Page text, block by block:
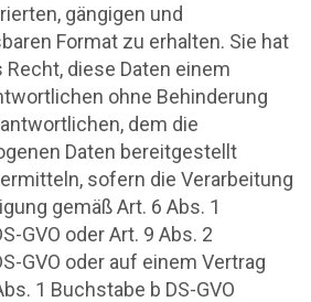
gängigen und
Format zu erhalten. Sie hat
Recht, diese Daten einem
ohne Behinderung
dem die
Daten bereitgestellt
sofern die Verarbeitung
gemäß Art. 6 Abs. 1
GVO oder Art. 9 Abs. 2
GVO oder auf einem Vertrag
1 Buchstabe b DS-GVO